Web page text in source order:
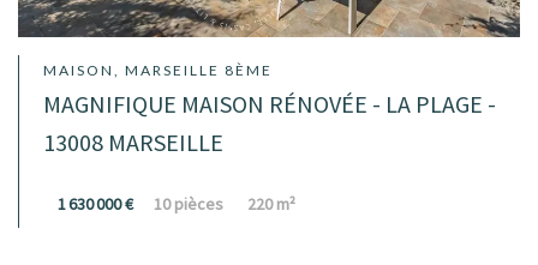
MAISON, MARSEILLE 8ÈME
MAGNIFIQUE MAISON RÉNOVÉE - LA PLAGE -
13008 MARSEILLE
1 630 000 € 10 pièces 220 m²